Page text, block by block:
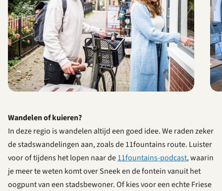
Wandelen of kuieren?
In deze regio is wandelen altijd een goed idee. We raden zeker
de stadswandelingen aan, zoals de 11fountains route. Luister
voor of tijdens het lopen naar de11fountains-podcast, waarin
je meer te weten komt over Sneek en de fontein vanuit het
oogpunt van een stadsbewoner. Of kies voor een echte Friese